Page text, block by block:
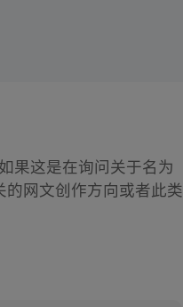
果这是在询问关于名为
网文创作方向或者此类